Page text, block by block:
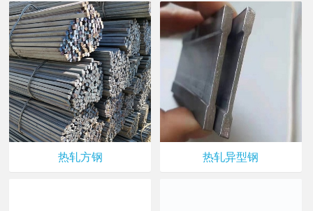
热轧方钢 热轧异型钢